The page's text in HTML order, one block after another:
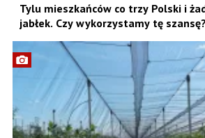
Tylu mieszkańców co trzy Polski i
jabłek. Czy wykorzystamy tę szansę?